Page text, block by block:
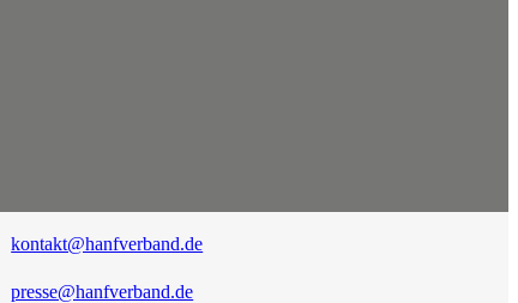
kontakt@hanfverband.de
presse@hanfverband.de